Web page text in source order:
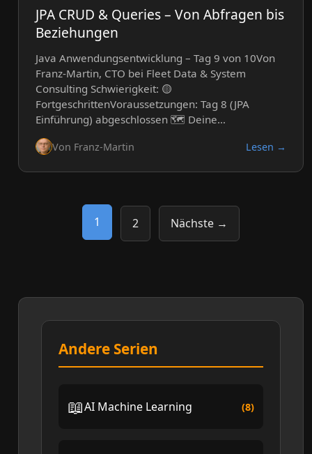
JPA CRUD & Queries – Von Abfragen bis
Beziehungen
Java Anwendungsentwicklung – Tag 9 von 10Von
Franz-Martin, CTO bei Fleet Data & System
Consulting Schwierigkeit: 🟡
FortgeschrittenVoraussetzungen: Tag 8 (JPA
Einführung) abgeschlossen 🗺️ Deine…
Von Franz-Martin Lesen →
1 2 Nächste →
Andere Serien
📖AI Machine Learning (8)